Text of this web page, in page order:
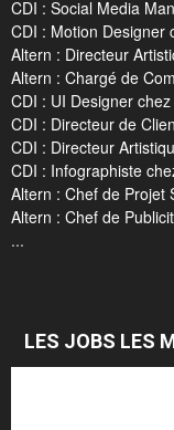
CDI : Social Media
CDI : Motion Designer
Altern : Directeur
Altern : Chargé de
CDI : UI Designer
CDI : Directeur de
CDI : Directeur
CDI : Infographiste
Altern : Chef de Projet
Altern : Chef de
...
LES JOBS LES